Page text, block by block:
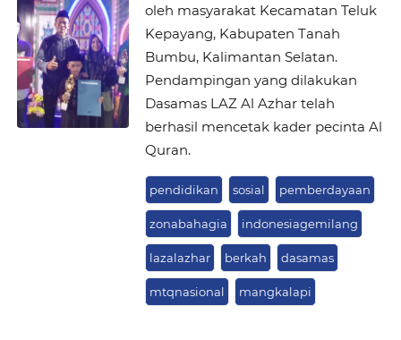
oleh masyarakat Kecamatan Teluk
Kepayang, Kabupaten Tanah
Bumbu, Kalimantan Selatan.
Pendampingan yang dilakukan
Dasamas LAZ Al Azhar telah
berhasil mencetak kader pecinta Al
Quran.
pendidikan sosial pemberdayaan
zonabahagia indonesiagemilang
lazalazhar berkah dasamas
mtqnasional mangkalapi